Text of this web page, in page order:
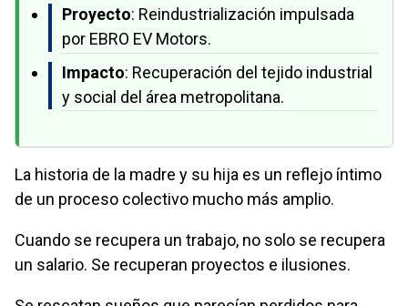
Proyecto: Reindustrialización impulsada
por EBRO EV Motors.
Impacto: Recuperación del tejido industrial
y social del área metropolitana.
La historia de la madre y su hija es un reflejo íntimo
de un proceso colectivo mucho más amplio.
Cuando se recupera un trabajo, no solo se recupera
un salario. Se recuperan proyectos e ilusiones.